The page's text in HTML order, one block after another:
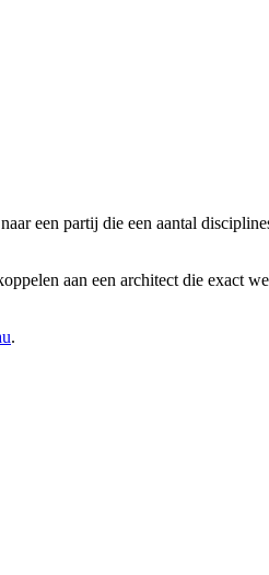
een partij die een aantal
aan een architect die exact
.